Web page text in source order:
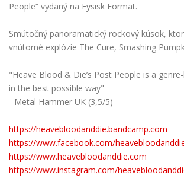
People“ vydaný na Fysisk Format.
Smútočný panoramatický rockový kúsok,
vnútorné explózie The Cure, Smashing
"Heave Blood & Die’s Post People is a
in the best possible way"
- Metal Hammer UK (3,5/5)
https://heavebloodanddie.bandcamp.com
https://www.facebook.com/
https://www.heavebloodanddie.com
https://www.instagram.com/